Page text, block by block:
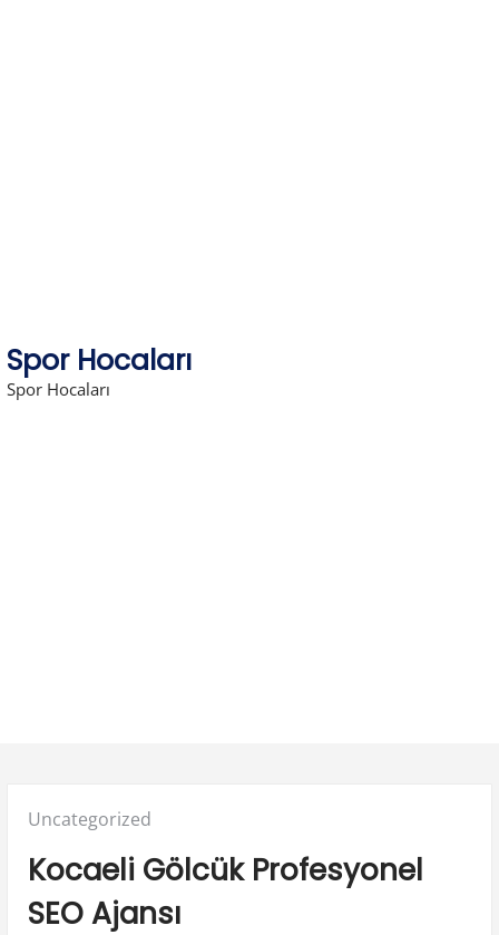
Spor Hocaları
Spor Hocaları
Posted
Uncategorized
Kocaeli Gölcük Profesyonel
SEO Ajansı